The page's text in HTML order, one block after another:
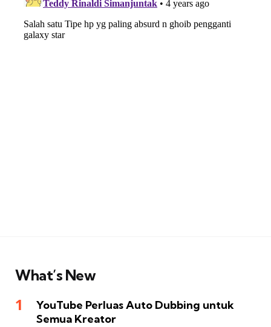
What’s New
YouTube Perluas Auto Dubbing untuk
Semua Kreator